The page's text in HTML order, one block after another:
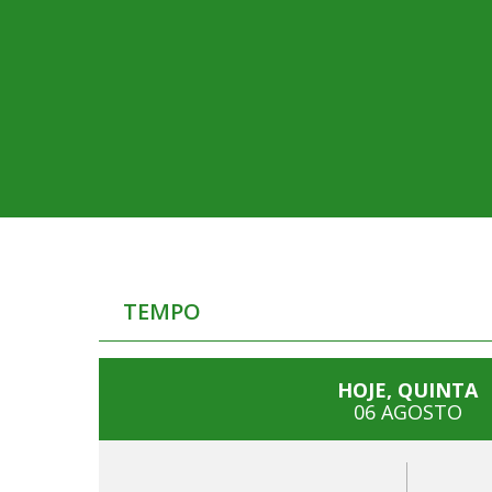
TEMPO
HOJE, QUINTA
06 AGOSTO